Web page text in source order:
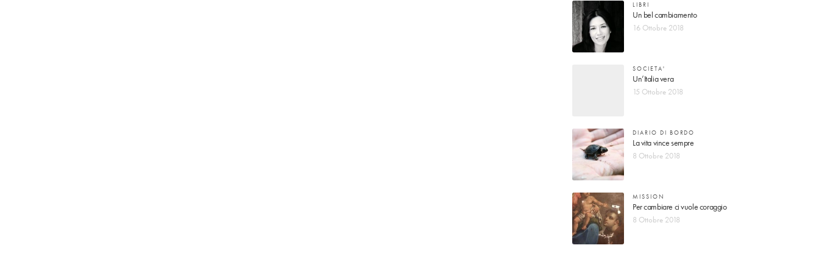
LIBRI
Un bel cambiamento
16 Ottobre 2018
SOCIETA'
Un’Italia vera
15 Ottobre 2018
DIARIO DI BORDO
La vita vince sempre
8 Ottobre 2018
MISSION
Per cambiare ci vuole coraggio
8 Ottobre 2018